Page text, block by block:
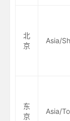
北
京
Asia/
东
京
Asia/